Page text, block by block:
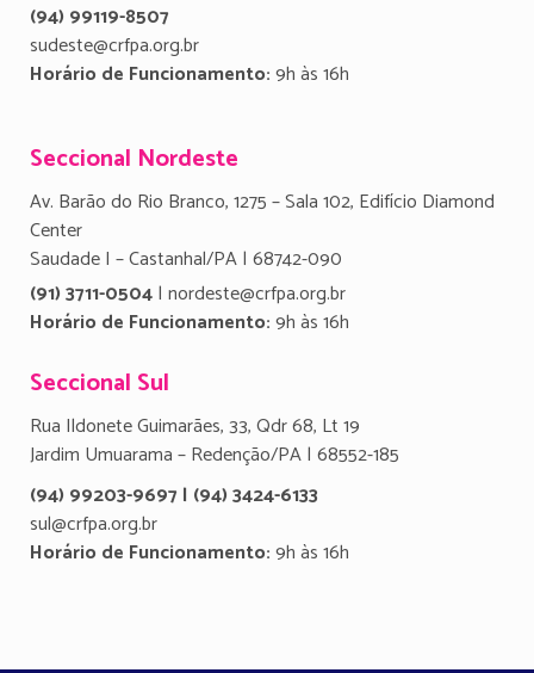
(94) 99119-8507
sudeste@crfpa.org.br
Horário de Funcionamento:9h às 16h
Seccional Nordeste
Av. Barão do Rio Branco, 1275 – Sala 102, Edifício Diamond
Center
Saudade I – Castanhal/PA | 68742-090
(91) 3711-0504| nordeste@crfpa.org.br
Horário de Funcionamento:9h às 16h
Seccional Sul
Rua Ildonete Guimarães, 33, Qdr 68, Lt 19
Jardim Umuarama – Redenção/PA | 68552-185
(94) 99203-9697 | (94) 3424-6133
sul@crfpa.org.br
Horário de Funcionamento:9h às 16h